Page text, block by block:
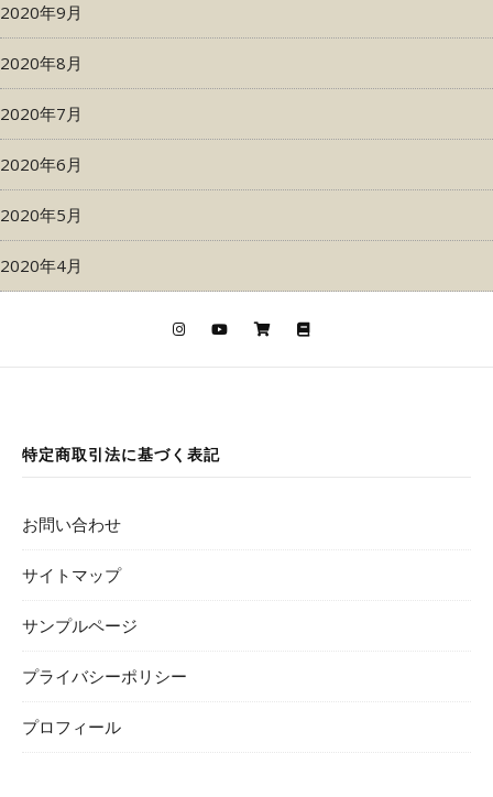
2020年9月
2020年8月
2020年7月
2020年6月
2020年5月
2020年4月
特定商取引法に基づく表記
お問い合わせ
サイトマップ
サンプルページ
プライバシーポリシー
プロフィール